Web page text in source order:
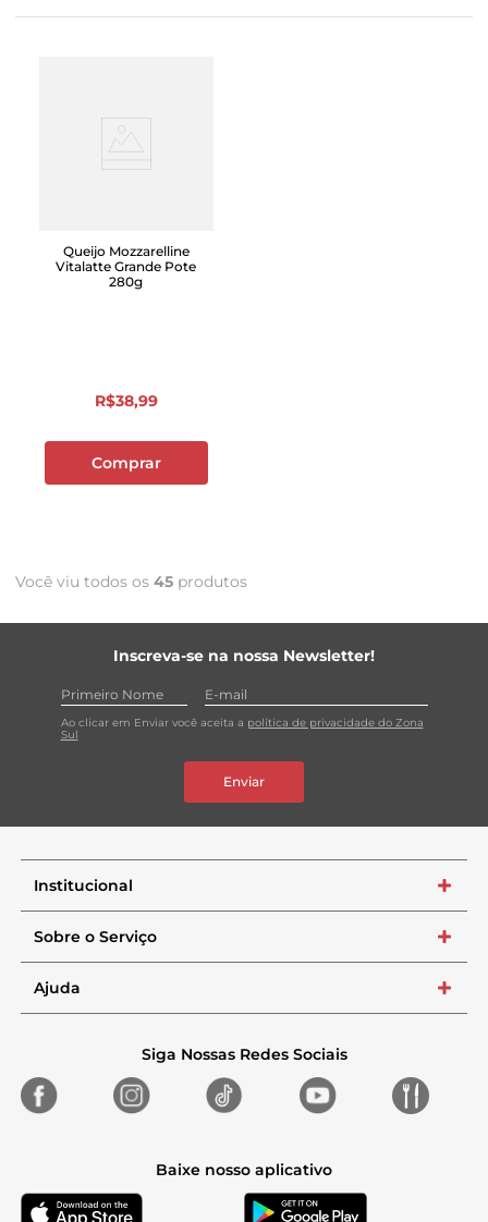
Queijo Mozzarelline
Vitalatte Grande Pote
280g
R$38,99
Comprar
Você viu todos os 45 produtos
Inscreva-se na nossa Newsletter!
Ao clicar em Enviar você aceita a política de privacidade do Zona
Sul
Enviar
Institucional +
Sobre o Serviço +
Ajuda +
Siga Nossas Redes Sociais
Baixe nosso aplicativo